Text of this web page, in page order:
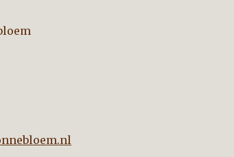
Zonnebloem